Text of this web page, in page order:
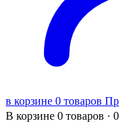
в корзине 0 товаров
В корзине 0 товаров ·